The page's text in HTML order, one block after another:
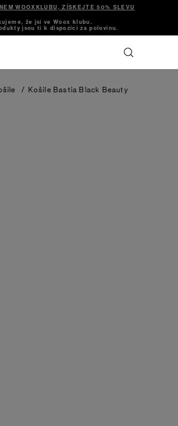
WOOXKLUBU, ZÍSKEJTE 50% SLEVU
že jsi ve Woox klubu.
jsou ti k dispozici za polovinu.
/ Košile Bastia Black Beauty